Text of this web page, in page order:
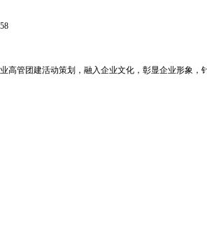
高管团建活动策划，融入企业文化，彰显企业形象